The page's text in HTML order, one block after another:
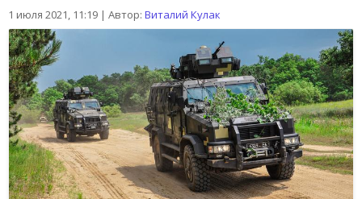
1 июля 2021, 11:19 | Автор: Виталий Кулак